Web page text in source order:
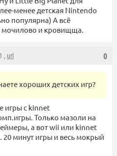
менее детская Nintendo
популярна) А всё
мочилово и кровищща.
0
, url
хороших детских игр?
игры с kinnet
Только мазоли на
а вот wii или kinnet
20 минут игры и весь мокрый